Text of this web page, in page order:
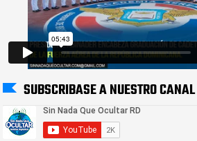
SUBSCRIBASE A NUESTRO CANAL